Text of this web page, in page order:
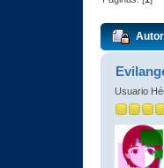
Autor
Usuario